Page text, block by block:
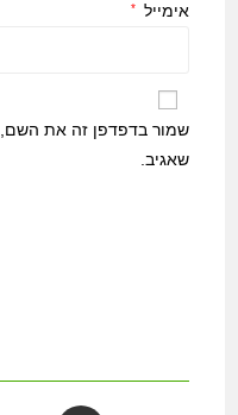
אימייל *
שמור בדפדפן זה את
שאגיב.